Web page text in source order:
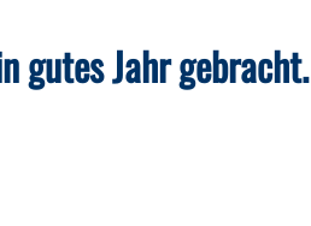
gutes Jahr gebracht.